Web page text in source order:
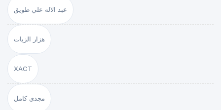
عبد الاله علي طويق
هزار الزيات
XACT
مجدي كامل